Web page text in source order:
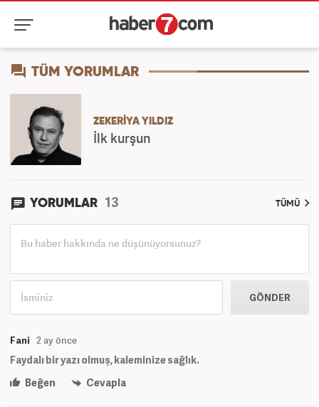
TÜM YORUMLAR
ZEKERIYA YILDIZ
İlk kurşun
YORUMLAR 13 TÜMÜ
GÖNDER
Fani 2 ay önce
Faydalı bir yazı olmuş, kaleminize sağlık.
Beğen
Cevapla